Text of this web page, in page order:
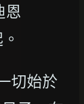
恩
切始於